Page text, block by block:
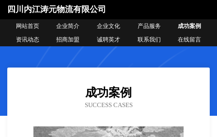
四川内江涛元物流有限公司
网站首页 企业简介 企业文化 产品服务
成功案例
资讯动态
招商加盟 诚聘英才 联系我们 在线留言
成功案例
SUCCESS CASES